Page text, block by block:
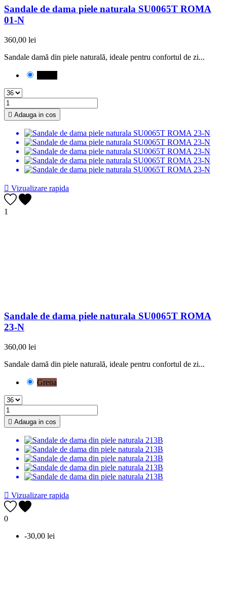
Sandale de dama piele naturala SU0065T ROMA
01-N
360,00 lei
Sandale damă din piele naturală, ideale pentru confortul de zi...
 Adauga in cos
 Vizualizare rapida
1
Sandale de dama piele naturala SU0065T ROMA
23-N
360,00 lei
Sandale damă din piele naturală, ideale pentru confortul de zi...
Grena
 Adauga in cos
 Vizualizare rapida
0
-30,00 lei